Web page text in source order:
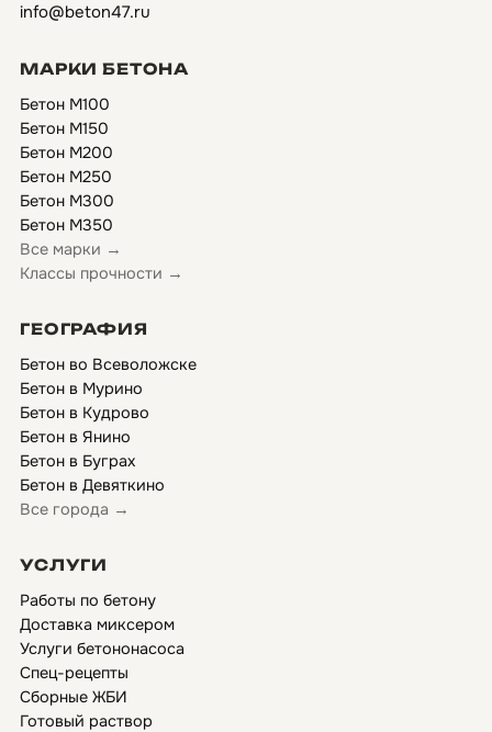
info@beton47.ru
МАРКИ БЕТОНА
Бетон М100
Бетон М150
Бетон М200
Бетон М250
Бетон М300
Бетон М350
Все марки →
Классы прочности →
ГЕОГРАФИЯ
Бетон во Всеволожске
Бетон в Мурино
Бетон в Кудрово
Бетон в Янино
Бетон в Буграх
Бетон в Девяткино
Все города →
УСЛУГИ
Работы по бетону
Доставка миксером
Услуги бетононасоса
Спец-рецепты
Сборные ЖБИ
Готовый раствор